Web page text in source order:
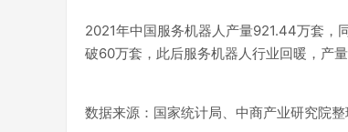
2021年中国服务机器人产量921.44万套
破60万套，此后服务机器人行业回暖，产
数据来源：国家统计局、中商产业研究院整